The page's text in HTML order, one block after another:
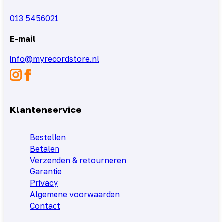
013 5456021
E-mail
info@myrecordstore.nl
Klantenservice
Bestellen
Betalen
Verzenden & retourneren
Garantie
Privacy
Algemene voorwaarden
Contact